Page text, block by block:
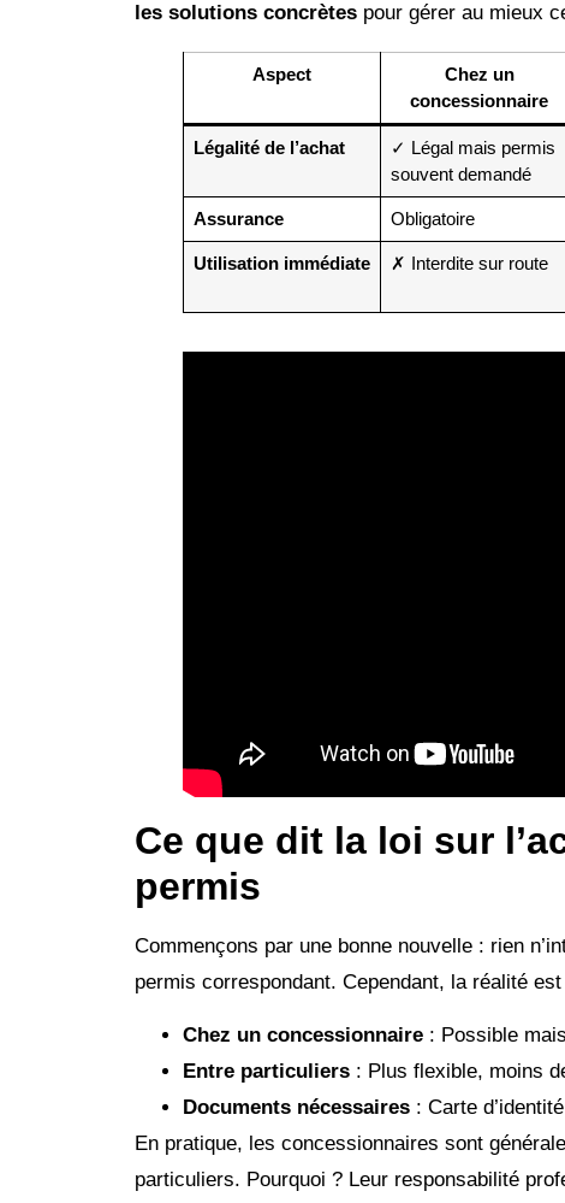
les solutions concrètes pour gérer au mieux
Aspect
Chez un
concessionnaire
Légalité de l’achat
✓ Légal mais permis
souvent demandé
Assurance Obligatoire
Utilisation immédiate ✗ Interdite sur route
Ce que dit la loi sur
permis
Commençons par une bonne nouvelle : rien
permis correspondant. Cependant, la réalité
Chez un concessionnaire : Possible
Entre particuliers : Plus flexible, moins
Documents nécessaires : Carte
En pratique, les concessionnaires sont
particuliers. Pourquoi ? Leur responsabilité